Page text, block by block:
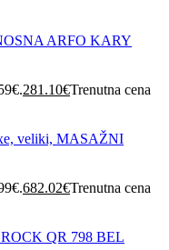
ARFO KARY
281.10€Trenutna cena
veliki, MASAŽNI
682.02€Trenutna cena
QR 798 BEL